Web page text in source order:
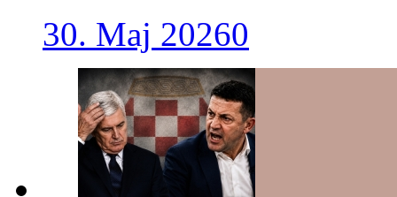
30. Maj 20260